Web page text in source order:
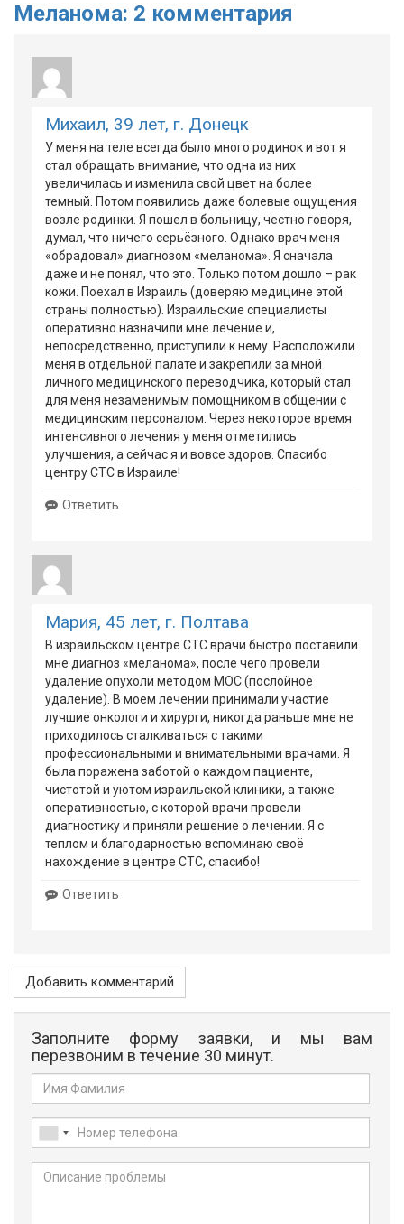
Меланома: 2 комментария
Михаил, 39 лет, г. Донецк
У меня на теле всегда было много родинок и вот я
стал обращать внимание, что одна из них
увеличилась и изменила свой цвет на более
темный. Потом появились даже болевые ощущения
возле родинки. Я пошел в больницу, честно говоря,
думал, что ничего серьёзного. Однако врач меня
«обрадовал» диагнозом «меланома». Я сначала
даже и не понял, что это. Только потом дошло – рак
кожи. Поехал в Израиль (доверяю медицине этой
страны полностью). Израильские специалисты
оперативно назначили мне лечение и,
непосредственно, приступили к нему. Расположили
меня в отдельной палате и закрепили за мной
личного медицинского переводчика, который стал
для меня незаменимым помощником в общении с
медицинским персоналом. Через некоторое время
интенсивного лечения у меня отметились
улучшения, а сейчас я и вовсе здоров. Спасибо
центру СТС в Израиле!
Ответить
Мария, 45 лет, г. Полтава
В израильском центре СТС врачи быстро поставили
мне диагноз «меланома», после чего провели
удаление опухоли методом MOC (послойное
удаление). В моем лечении принимали участие
лучшие онкологи и хирурги, никогда раньше мне не
приходилось сталкиваться с такими
профессиональными и внимательными врачами. Я
была поражена заботой о каждом пациенте,
чистотой и уютом израильской клиники, а также
оперативностью, с которой врачи провели
диагностику и приняли решение о лечении. Я с
теплом и благодарностью вспоминаю своё
нахождение в центре СТС, спасибо!
Ответить
Добавить комментарий
Заполните форму заявки, и мы вам
перезвоним в течение 30 минут.